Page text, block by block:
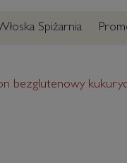
Spiżarnia
bezglutenowy